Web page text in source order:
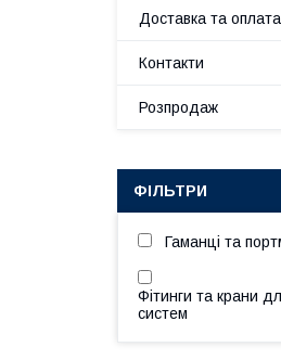
Доставка та оплата
Контакти
Розпродаж
ФІЛЬТРИ
Гаманці та
Фітинги та крани
систем